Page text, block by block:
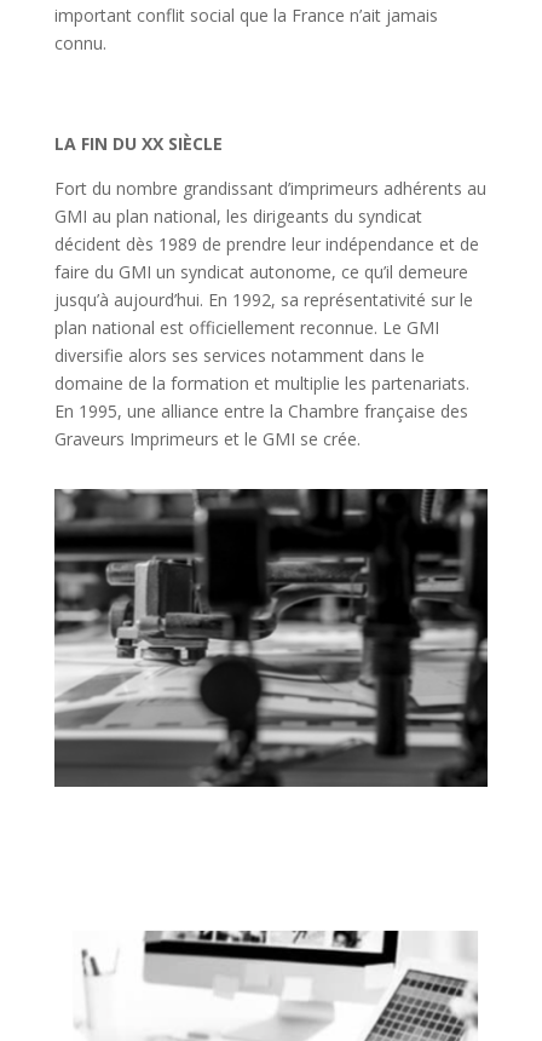
important conflit social que la France n’ait jamais
connu.
LA FIN DU XX SIÈCLE
Fort du nombre grandissant d’imprimeurs adhérents au
GMI au plan national, les dirigeants du syndicat
décident dès 1989 de prendre leur indépendance et de
faire du GMI un syndicat autonome, ce qu’il demeure
jusqu’à aujourd’hui. En 1992, sa représentativité sur le
plan national est officiellement reconnue. Le GMI
diversifie alors ses services notamment dans le
domaine de la formation et multiplie les partenariats.
En 1995, une alliance entre la Chambre française des
Graveurs Imprimeurs et le GMI se crée.